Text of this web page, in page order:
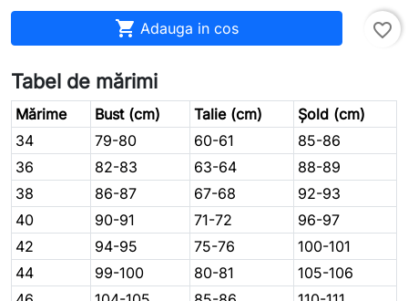
 Adauga in cos favorite_border
Tabel de mărimi
Mărime Bust (cm) Talie (cm)
Șold (cm)
34
79-80 60-61
85-86
36
82-83 63-64
88-89
38
86-87 67-68
92-93
40
90-91 71-72
96-97
42
94-95 75-76
100-101
44
99-100 80-81
105-106